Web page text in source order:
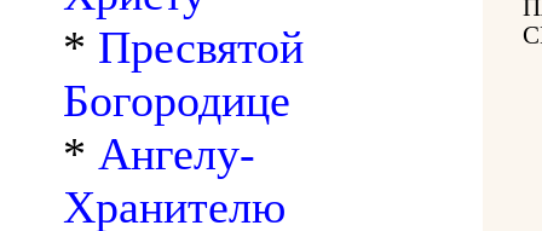
* Пресвятой
Богородице
* Ангелу-
Хранителю